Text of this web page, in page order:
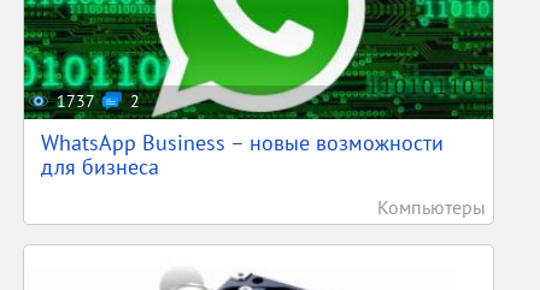
1737 2
WhatsApp Business – новые возможности
для бизнеса
Компьютеры